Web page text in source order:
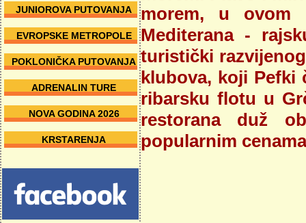
JUNIOROVA PUTOVANJA
EVROPSKE METROPOLE
POKLONIČKA PUTOVANJA
ADRENALIN TURE
NOVA GODINA 2026
KRSTARENJA
morem, u
Mediterana -
turistički
klubova, koji Pefki
ribarsku flotu u
restorana duž
popularnim